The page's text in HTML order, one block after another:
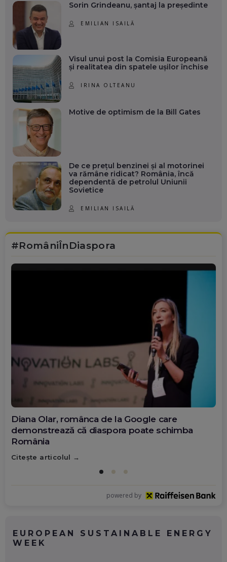
Sorin Grindeanu, șantaj la președinte
EMILIAN ISAILĂ
Visul unui post la Comisia Europeană
și realitatea din spatele ușilor închise
IRINA OLTEANU
Motive de optimism de la Bill Gates
De ce prețul benzinei și al motorinei
va rămâne ridicat? România, încă
dependentă de petrolul Uniunii
Sovietice
EMILIAN ISAILĂ
#RomâniÎnDiaspora
Diana Olar, românca de la Google care
demonstrează că diaspora poate schimba
România
Citește articolul
powered by
EUROPEAN SUSTAINABLE ENERGY
WEEK